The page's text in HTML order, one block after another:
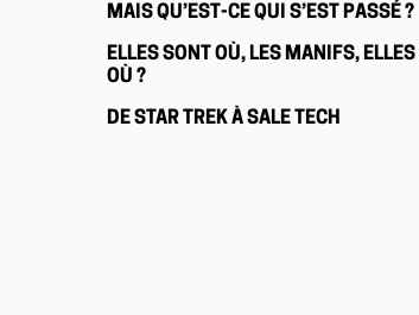
MAIS QU’EST-CE QUI S’EST PASSÉ ?
ELLES SONT OÙ, LES MANIFS, ELLES
OÙ ?
DE STAR TREK À SALE TECH